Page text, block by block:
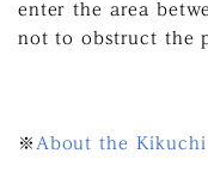
enter the area
not to obstruct the
※ About the Kikuchi